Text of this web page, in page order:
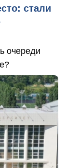
стали
очереди